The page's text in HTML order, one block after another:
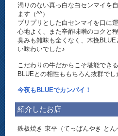
濁りのない真っ白な白センマイを
ます（^^）
プリプリとした白センマイを口に
心地よく、また辛酢味噌のコクと
臭みも雑味も全くなく、木挽
い味わいでした♪
こだわりの牛だからこそ堪能でき
BLUEとの相性ももちろん抜群でし
今夜もBLUEでカンパイ！
紹介したお店
鉄板焼き 東平（てっぱんやき とん